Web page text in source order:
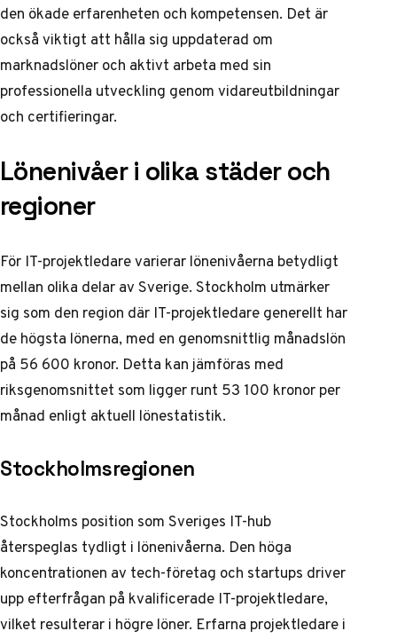
den ökade erfarenheten och kompetensen. Det är
också viktigt att hålla sig uppdaterad om
marknadslöner och aktivt arbeta med sin
professionella utveckling genom vidareutbildningar
och certifieringar.
Lönenivåer i olika städer och
regioner
För IT-projektledare varierar lönenivåerna betydligt
mellan olika delar av Sverige. Stockholm utmärker
sig som den region där IT-projektledare generellt har
de högsta lönerna, med en genomsnittlig månadslön
på 56 600 kronor. Detta kan jämföras med
riksgenomsnittet som ligger runt 53 100 kronor per
månad enligt aktuell lönestatistik.
Stockholmsregionen
Stockholms position som Sveriges IT-hub
återspeglas tydligt i lönenivåerna. Den höga
koncentrationen av tech-företag och startups driver
upp efterfrågan på kvalificerade IT-projektledare,
vilket resulterar i högre löner. Erfarna projektledare i